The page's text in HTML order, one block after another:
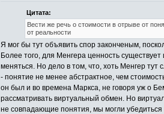
Цитата:
Вести же речь о стоимости в отрыве от
от реальности
Я мог бы тут объявить спор законченым,
Более того, для Менгера ценность
меняться. Но дело в том, что, хоть Менгер
- понятие не менее абстрактное, чем
он был и во времена Маркса, не говоря уж о
рассматривать виртуальный обмен. Но
не совпадающие понятия, мы могли